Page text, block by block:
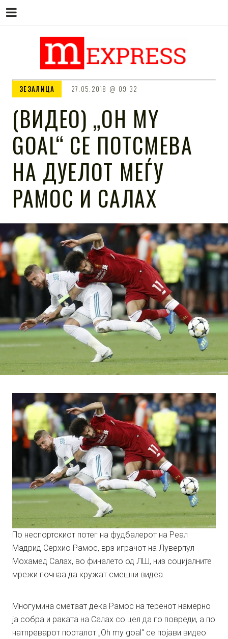
M EXPRESS
ЗЕЗАЛИЦА 27.05.2018 09:32
(ВИДЕО) „ОH MY
GOAL“ СЕ ПОТСМЕВА
НА ДУЕЛОТ МЕЃУ
РАМОС И САЛАХ
По неспортскиот потег на фудбалерот на Реал
Мадрид Серхио Рамос, врз играчот на Луверпул
Мохамед Салах, во финалето од ЛШ, низ социјалните
мрежи почнаа да кружат смешни видеа.
Многумина сметаат дека Рамос на теренот намерно
ја собра и раката на Салах со цел да го повреди, а по
натпреварот порталот „Oh my goаl“ се појави видео